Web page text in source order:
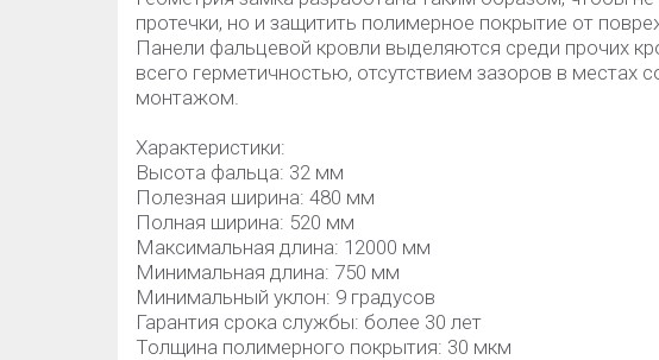
протечки, но и защитить полимерное покрытие от
Панели фальцевой кровли выделяются среди прочих
всего герметичностью, отсутствием зазоров в местах
монтажом.
Характеристики:
Высота фальца: 32 мм
Полезная ширина: 480 мм
Полная ширина: 520 мм
Максимальная длина: 12000 мм
Минимальная длина: 750 мм
Минимальный уклон: 9 градусов
Гарантия срока службы: более 30 лет
Толщина полимерного покрытия: 30 мкм